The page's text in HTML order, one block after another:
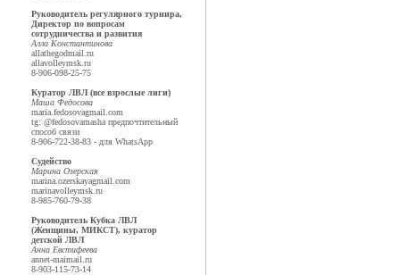
Руководитель регулярного турнира,
Директор по вопросам
сотрудничества и развития
Алла Константинова
allathegodmail.ru
allavolleymsk.ru
8-906-098-25-75
Куратор ЛВЛ (все взрослые лиги)
Маша Федосова
maria.fedosovagmail.com
tg: @fedosovamasha предпочтительный
способ связи
8-906-722-38-83 - для WhatsApp
Судейство
Марина Озерская
marina.ozerskayagmail.com
marinavolleymsk.ru
8-985-760-79-38
Руководитель Кубка ЛВЛ
(Женщины, МИКСТ), куратор
детской ЛВЛ
Анна Евстифеева
annet-maimail.ru
8-903-115-73-14